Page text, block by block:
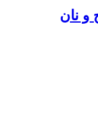
و نان